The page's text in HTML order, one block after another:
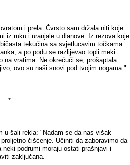
i prela. Čvrsto sam držala niti koje
iz ruku i uranjale u dlanove. Iz rezova koje
tekućina sa svjetlucavim točkama
a po podu se razlijevao topli meki
na vratima. Ne okrećući se, prošaptala
ovo su naši snovi pod tvojim nogama."
*
šali rekla: "Nadam se da nas višak
čišćenje. Učiniti da zaboravimo da
podrumi moraju ostati prašnjavi i
zaključana.